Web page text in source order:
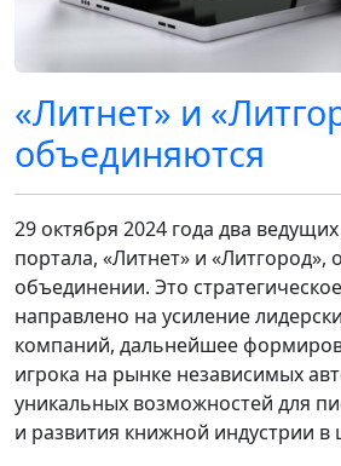
«Литнет» и
объединяются
29 октября 2024 года два
портала, «Литнет» и «Литгород»,
объединении. Это
направлено на усиление
компаний, дальнейшее
игрока на рынке независимых
уникальных возможностей для
и развития книжной индустрии в